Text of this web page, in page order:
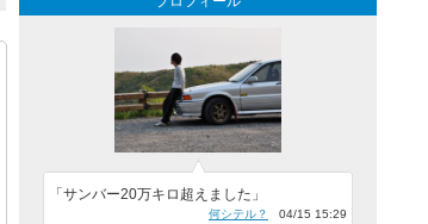
「サンバー20万キロ超えました」
何シテル？ 04/15 15:29